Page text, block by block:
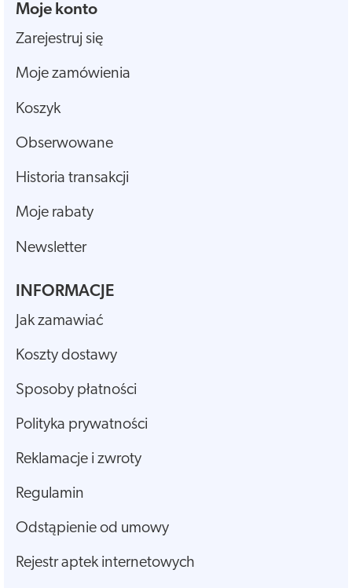
Moje konto
Zarejestruj się
Moje zamówienia
Koszyk
Obserwowane
Historia transakcji
Moje rabaty
Newsletter
INFORMACJE
Jak zamawiać
Koszty dostawy
Sposoby płatności
Polityka prywatności
Reklamacje i zwroty
Regulamin
Odstąpienie od umowy
Rejestr aptek internetowych